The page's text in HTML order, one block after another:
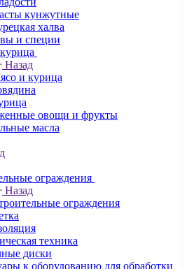
кунжутные
халва
и специи
Назад
и курица
овощи и фрукты
масла
ограждения
Назад
ограждения
техника
диски
к оборудованию для обработки